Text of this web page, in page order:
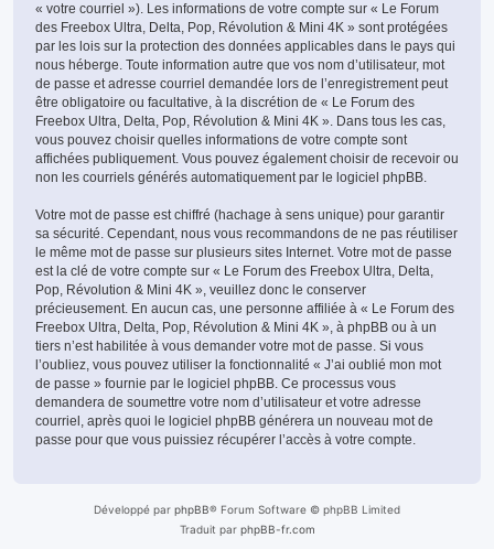
« votre courriel »). Les informations de votre compte sur « Le Forum
des Freebox Ultra, Delta, Pop, Révolution & Mini 4K » sont protégées
par les lois sur la protection des données applicables dans le pays qui
nous héberge. Toute information autre que vos nom d’utilisateur, mot
de passe et adresse courriel demandée lors de l’enregistrement peut
être obligatoire ou facultative, à la discrétion de « Le Forum des
Freebox Ultra, Delta, Pop, Révolution & Mini 4K ». Dans tous les cas,
vous pouvez choisir quelles informations de votre compte sont
affichées publiquement. Vous pouvez également choisir de recevoir ou
non les courriels générés automatiquement par le logiciel phpBB.
Votre mot de passe est chiffré (hachage à sens unique) pour garantir
sa sécurité. Cependant, nous vous recommandons de ne pas réutiliser
le même mot de passe sur plusieurs sites Internet. Votre mot de passe
est la clé de votre compte sur « Le Forum des Freebox Ultra, Delta,
Pop, Révolution & Mini 4K », veuillez donc le conserver
précieusement. En aucun cas, une personne affiliée à « Le Forum des
Freebox Ultra, Delta, Pop, Révolution & Mini 4K », à phpBB ou à un
tiers n’est habilitée à vous demander votre mot de passe. Si vous
l’oubliez, vous pouvez utiliser la fonctionnalité « J’ai oublié mon mot
de passe » fournie par le logiciel phpBB. Ce processus vous
demandera de soumettre votre nom d’utilisateur et votre adresse
courriel, après quoi le logiciel phpBB générera un nouveau mot de
passe pour que vous puissiez récupérer l’accès à votre compte.
Développé par phpBB® Forum Software © phpBB Limited
Traduit par phpBB-fr.com